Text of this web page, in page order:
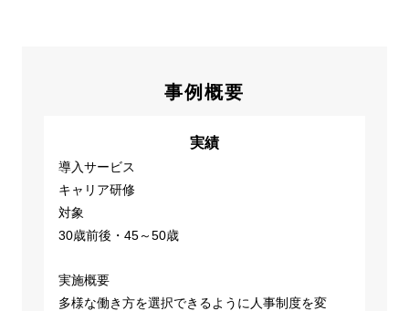
事例概要
実績
導入サービス
キャリア研修
対象
30歳前後・45～50歳
実施概要
多様な働き方を選択できるように人事制度を変